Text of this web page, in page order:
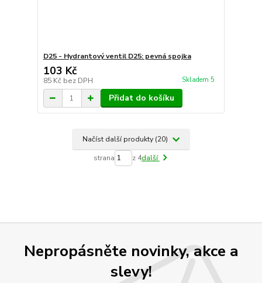
D25 - Hydrantový ventil D25: pevná spojka
103 Kč
85 Kč bez DPH Skladem 5
Přidat do košíku
Načíst další produkty (20)
strana z 4další
Nepropásněte novinky, akce a
slevy!